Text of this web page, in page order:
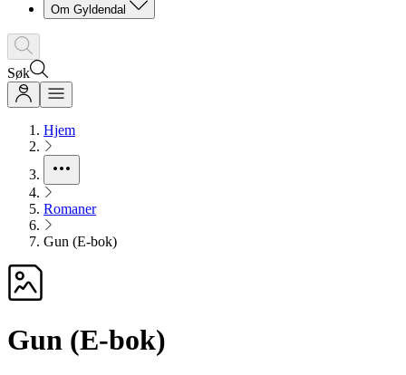
Om Gyldendal
Søk
Hjem
Romaner
Gun (E-bok)
Gun (E-bok)